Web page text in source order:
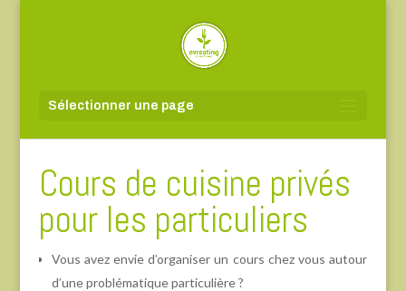
Sélectionner une page
Cours de cuisine privés
pour les particuliers
Vous avez envie d’organiser un cours chez vous autour
d’une problématique particulière ?